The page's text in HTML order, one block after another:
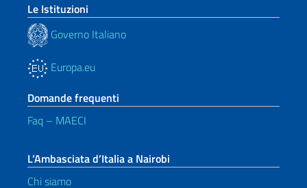
Le Istituzioni
Governo Italiano
Europa.eu
Domande frequenti
Faq – MAECI
L’Ambasciata d’Italia a Nairobi
Chi siamo